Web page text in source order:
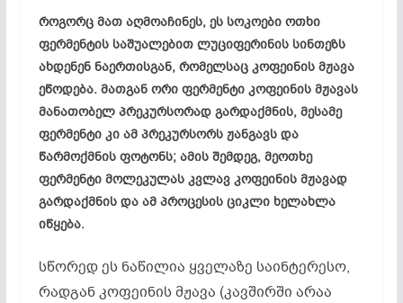
როგორც მათ აღმოაჩინეს, ეს სოკოები ოთხი
ფერმენტის საშუალებით ლუციფერინის სინთეზს
ახდენენ ნაერთისგან, რომელსაც კოფეინის მჟავა
ეწოდება. მათგან ორი ფერმენტი კოფეინის მჟავას
მანათობელ პრეკურსორად გარდაქმნის, მესამე
ფერმენტი კი ამ პრეკურსორს ჟანგავს და
წარმოქმნის ფოტონს; ამის შემდეგ, მეოთხე
ფერმენტი მოლეკულას კვლავ კოფეინის მჟავად
გარდაქმნის და ამ პროცესის ციკლი ხელახლა
იწყება.
სწორედ ეს ნაწილია ყველაზე საინტერესო,
რადგან კოფეინის მჟავა (კავშირში არაა